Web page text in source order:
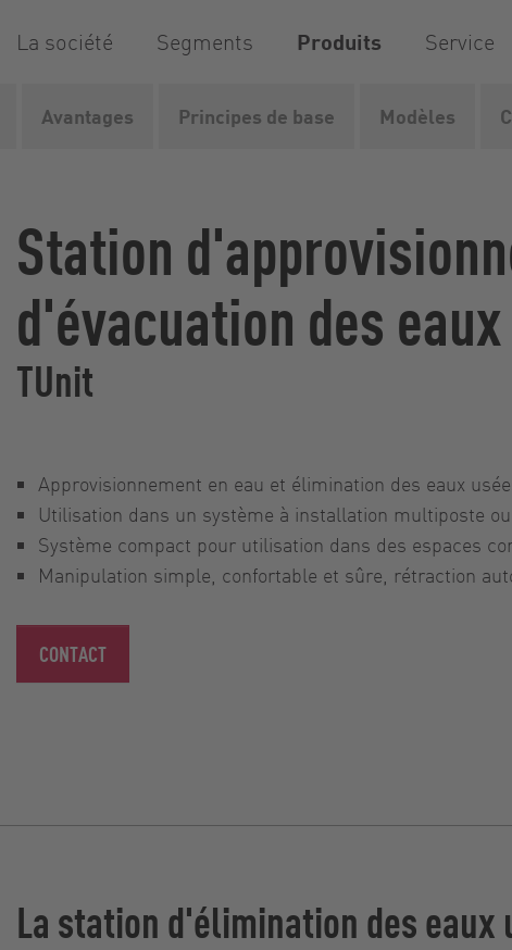
La société Segments Produits Service
Vogelsang Produits Systèmes d'approvisionnement et...
Station
d'évacuation des eaux
TUnit
Approvisionnement en eau et élimination des eaux
Utilisation dans un système à installation multiposte
Système compact pour utilisation dans des espaces
Manipulation simple, confortable et sûre, rétraction
CONTACT
Avantages Principes de base Modèles
La station d'élimination des